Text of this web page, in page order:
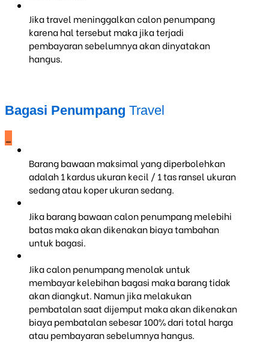
Jika travel meninggalkan calon penumpang
karena hal tersebut maka jika terjadi
pembayaran sebelumnya akan dinyatakan
hangus.
Bagasi Penumpang Travel
_
Barang bawaan maksimal yang diperbolehkan
adalah 1 kardus ukuran kecil / 1 tas ransel ukuran
sedang atau koper ukuran sedang.
Jika barang bawaan calon penumpang melebihi
batas maka akan dikenakan biaya tambahan
untuk bagasi.
Jika calon penumpang menolak untuk
membayar kelebihan bagasi maka barang tidak
akan diangkut. Namun jika melakukan
pembatalan saat dijemput maka akan dikenakan
biaya pembatalan sebesar 100% dari total harga
atau pembayaran sebelumnya hangus.